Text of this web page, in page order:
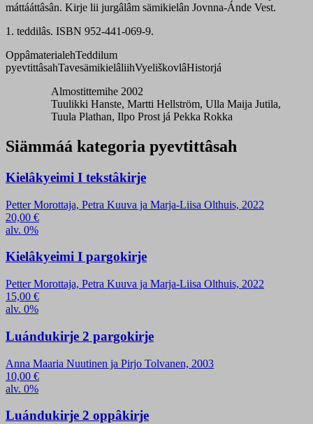
máttááttâsân. Kirje lii jurgâlâm sämikielân Jovnna-Ánde Vest.
1. teddilâs. ISBN 952-441-069-9.
OppâmaterialehTeddilum
pyevtittâsahTavesämikielâliihVyeliškovlâHistorjá
Almostittemihe 2002
Tuulikki Hanste, Martti Hellström, Ulla Maija Jutila,
Tuula Plathan, Ilpo Prost já Pekka Rokka
Siämmáá kategoria pyevtittâsah
Kielâkyeimi I tekstâkirje
Petter Morottaja, Petra Kuuva ja Marja-Liisa Olthuis, 2022
20,00 €
alv. 0%
Kielâkyeimi I pargokirje
Petter Morottaja, Petra Kuuva ja Marja-Liisa Olthuis, 2022
15,00 €
alv. 0%
Luándukirje 2 pargokirje
Anna Maaria Nuutinen ja Pirjo Tolvanen, 2003
10,00 €
alv. 0%
Luándukirje 2 oppâkirje